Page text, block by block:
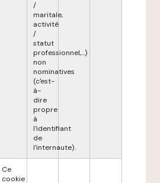
/
maritale,
activité
/
statut
professionnel,...)
non
nominatives
(c'est-
à-
dire
propre
à
l'identifiant
de
l'internaute).
Ce
cookie